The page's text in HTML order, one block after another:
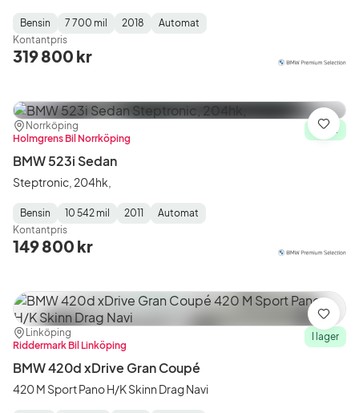
Fuel
Type:
Bensin
Mätarställning:
7 700 mil
Model
Year:
2018
Gearbox
Type:
Automat
Kontantpris
319 800 kr
Plats:
Norrköping
Återförsäljare:
Holmgrens Bil Norrköping
I lager
BMW 523i Sedan
Steptronic, 204hk,
Fuel
Type:
Bensin
Mätarställning:
10 542 mil
Model
Year:
2011
Gearbox
Type:
Automat
Kontantpris
149 800 kr
Spara
Plats:
Linköping
Återförsäljare:
Riddermark Bil Linköping
I lager
BMW 420d xDrive Gran Coupé
420 M Sport Pano H/K Skinn Drag Navi
Spara